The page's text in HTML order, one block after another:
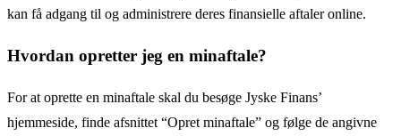
kan få adgang til og administrere deres finansielle aftaler online.
Hvordan opretter jeg en minaftale?
For at oprette en minaftale skal du besøge Jyske Finans’
hjemmeside, finde afsnittet “Opret minaftale” og følge de angivne